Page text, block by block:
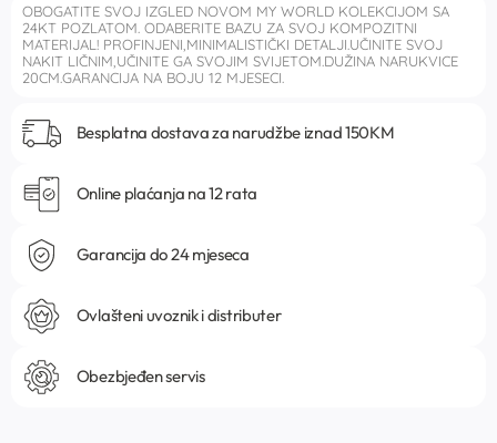
OBOGATITE SVOJ IZGLED NOVOM MY WORLD KOLEKCIJOM SA
24KT POZLATOM. ODABERITE BAZU ZA SVOJ KOMPOZITNI
MATERIJAL! PROFINJENI,MINIMALISTIČKI DETALJI.UČINITE SVOJ
NAKIT LIČNIM,UČINITE GA SVOJIM SVIJETOM.DUŽINA NARUKVICE
20CM.GARANCIJA NA BOJU 12 MJESECI.
Besplatna dostava za narudžbe iznad 150KM
Online plaćanja na 12 rata
Garancija do 24 mjeseca
Ovlašteni uvoznik i distributer
Obezbjeđen servis